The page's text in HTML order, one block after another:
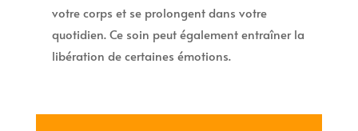
votre corps et se prolongent dans votre
quotidien. Ce soin peut également entraîner la
libération de certaines émotions.